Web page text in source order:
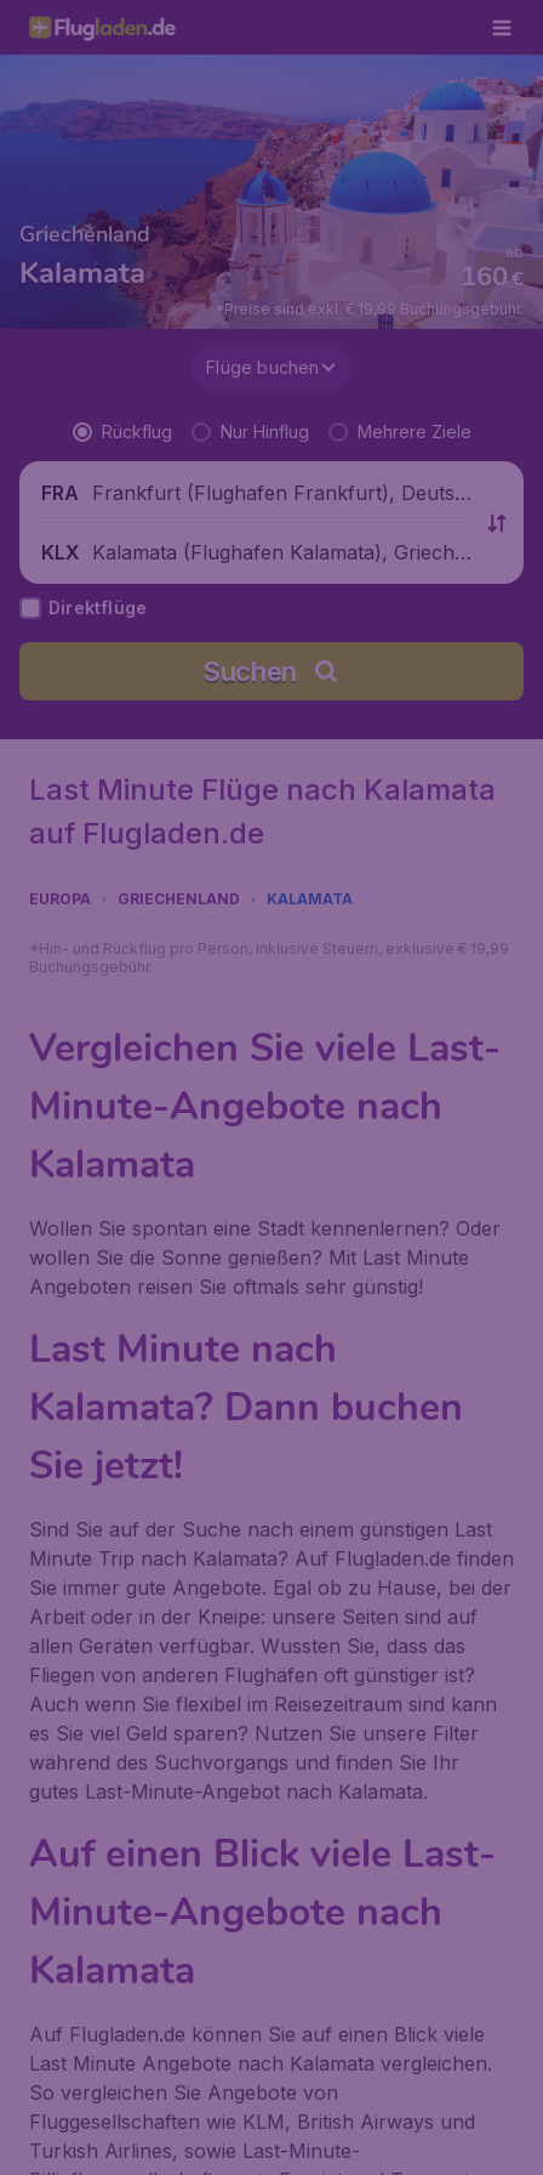
Griechenland
Kalamata €
160
ab
*Preise sind exkl. € 19,99 Buchungsgebühr.
Flüge buchen
Rückflug Nur Hinflug Mehrere Ziele
FRA
Frankfurt (Flughafen Frankfurt), Deutsc
KLX Kalamata (Flughafen Kalamata), Grieche
nland
Direktflüge
Suchen
Last Minute Flüge nach Kalamata
auf Flugladen.de
EUROPA GRIECHENLAND KALAMATA
*Hin- und Rückflug pro Person, inklusive Steuern, exklusive € 19,99
Buchungsgebühr.
Vergleichen Sie viele Last-
Minute-Angebote nach
Kalamata
Wollen Sie spontan eine Stadt kennenlernen? Oder
wollen Sie die Sonne genießen? Mit Last Minute
Angeboten reisen Sie oftmals sehr günstig!
Last Minute nach
Kalamata? Dann buchen
Sie jetzt!
Sind Sie auf der Suche nach einem günstigen Last
Minute Trip nach Kalamata? Auf Flugladen.de finden
Sie immer gute Angebote. Egal ob zu Hause, bei der
Arbeit oder in der Kneipe: unsere Seiten sind auf
allen Geräten verfügbar. Wussten Sie, dass das
Fliegen von anderen Flughäfen oft günstiger ist?
Auch wenn Sie flexibel im Reisezeitraum sind kann
es Sie viel Geld sparen? Nutzen Sie unsere Filter
während des Suchvorgangs und finden Sie Ihr
gutes Last-Minute-Angebot nach Kalamata.
Auf einen Blick viele Last-
Minute-Angebote nach
Kalamata
Auf Flugladen.de können Sie auf einen Blick viele
Last Minute Angebote nach Kalamata vergleichen.
So vergleichen Sie Angebote von
Fluggesellschaften wie KLM, British Airways und
Turkish Airlines, sowie Last-Minute-